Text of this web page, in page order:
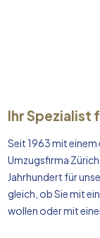
Ihr Spezialist
Seit 1963 mit
Umzugsfirma
Jahrhundert für
gleich, ob Sie mit
wollen oder mit